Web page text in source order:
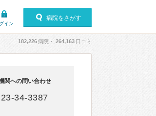
イン
病院をさがす
182,226病院・ 264,163 口コミ
関への問い合わせ
34-3387